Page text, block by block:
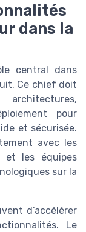
dans la
central dans
Ce chief doit
pour
et sécurisée.
avec les
et les équipes
sur la
d’accélérer
Le